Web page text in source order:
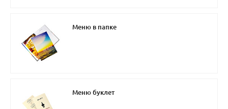
Меню в папке
Меню буклет